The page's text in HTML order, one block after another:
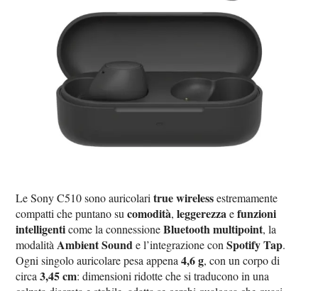
Le Sony C510 sono auricolaritrue wirelessestremamente
compatti che puntano sucomodità,leggerezzaefunzioni
intelligenticome la connessioneBluetooth multipoint, la
modalità Ambient Sounde l’integrazione conSpotify Tap.
Ogni singolo auricolare pesa appena4,6 g, con un corpo di
circa3,45 cm: dimensioni ridotte che si traducono in una